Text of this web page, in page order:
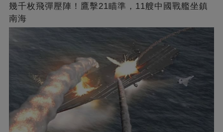
幾千枚飛彈壓陣！鷹擊21瞄準，11艘中國戰艦坐鎮
南海